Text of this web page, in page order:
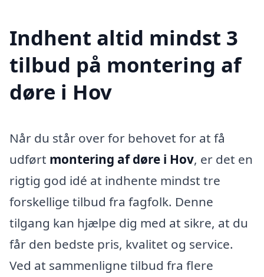
Indhent altid mindst 3
tilbud på montering af
døre i Hov
Når du står over for behovet for at få
udført montering af døre i Hov, er det en
rigtig god idé at indhente mindst tre
forskellige tilbud fra fagfolk. Denne
tilgang kan hjælpe dig med at sikre, at du
får den bedste pris, kvalitet og service.
Ved at sammenligne tilbud fra flere